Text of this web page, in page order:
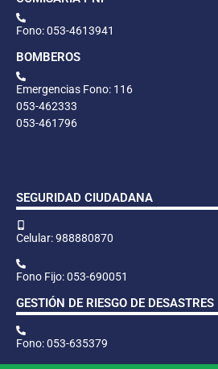
Fono: 053-4613941
BOMBEROS
Emergencias Fono: 116
053-462333
053-461796
SEGURIDAD CIUDADANA
Celular: 988880870
Fono Fijo: 053-690051
GESTIÓN DE RIESGO DE DESASTRES
Fono: 053-635379